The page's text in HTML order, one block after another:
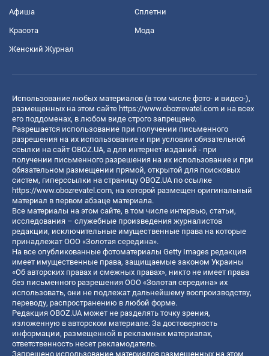
Афиша Сплетни
Красота Мода
Женский Журнал
Использование любых материалов (в том числе фото- и видео-),
размещенных на этом сайте https://www.obozrevatel.com и на всех
его поддоменах, в любом виде строго запрещено.
Разрешается использование при получении письменного
разрешения на их использование и при условии обязательной
ссылки на сайт OBOZ.UA, а для интернет-изданий - при
получении письменного разрешения на их использование и при
обязательном размещении прямой, открытой для поисковых
систем, гиперссылки на страницу OBOZ.UA по ссылке
https://www.obozrevatel.com, на которой размещен оригинальный
материал в первом абзаце материала.
Все материалы на этом сайте, в том числе интервью, статьи,
исследования – служебные произведения журналистов
редакции, исключительные имущественные права на которые
принадлежат ООО «Золотая середина».
На все опубликованные фотоматериалы Getty Images редакция
имеет имущественные права, защищаемые законом Украины
«Об авторских правах и смежных правах», никто не имеет права
без письменного разрешения ООО «Золотая середина» их
использовать, они не подлежат дальнейшему воспроизводству,
переводу, распространению в любой форме.
Редакция OBOZ.UA может не разделять точку зрения,
изложенную в авторском материале. За достоверность
информации, размещенной в рекламных материалах,
ответственность несет рекламодатель.
Запрещено использование материалов размещенных на этом